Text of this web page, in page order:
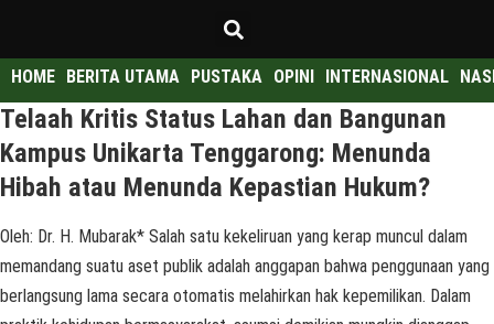
HOME BERITA UTAMA PUSTAKA OPINI INTERNASIONAL
Telaah Kritis Status Lahan dan Bangunan
Kampus Unikarta Tenggarong: Menunda
Hibah atau Menunda Kepastian Hukum?
Oleh: Dr. H. Mubarak* Salah satu kekeliruan yang kerap muncul dalam
memandang suatu aset publik adalah anggapan bahwa penggunaan yang
berlangsung lama secara otomatis melahirkan hak kepemilikan. Dalam